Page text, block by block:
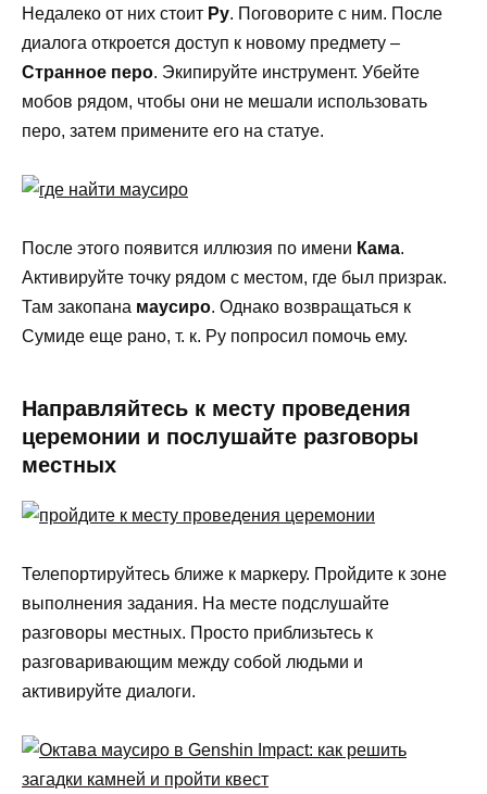
Недалеко от них стоит Ру. Поговорите с ним. После
диалога откроется доступ к новому предмету –
Странное перо. Экипируйте инструмент. Убейте
мобов рядом, чтобы они не мешали использовать
перо, затем примените его на статуе.
После этого появится иллюзия по имени Кама.
Активируйте точку рядом с местом, где был призрак.
Там закопана маусиро. Однако возвращаться к
Сумиде еще рано, т. к. Ру попросил помочь ему.
Направляйтесь к месту проведения
церемонии и послушайте разговоры
местных
Телепортируйтесь ближе к маркеру. Пройдите к зоне
выполнения задания. На месте подслушайте
разговоры местных. Просто приблизьтесь к
разговаривающим между собой людьми и
активируйте диалоги.